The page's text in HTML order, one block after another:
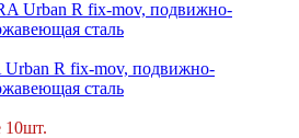
R fix-mov, подвижно-
сталь
10шт.